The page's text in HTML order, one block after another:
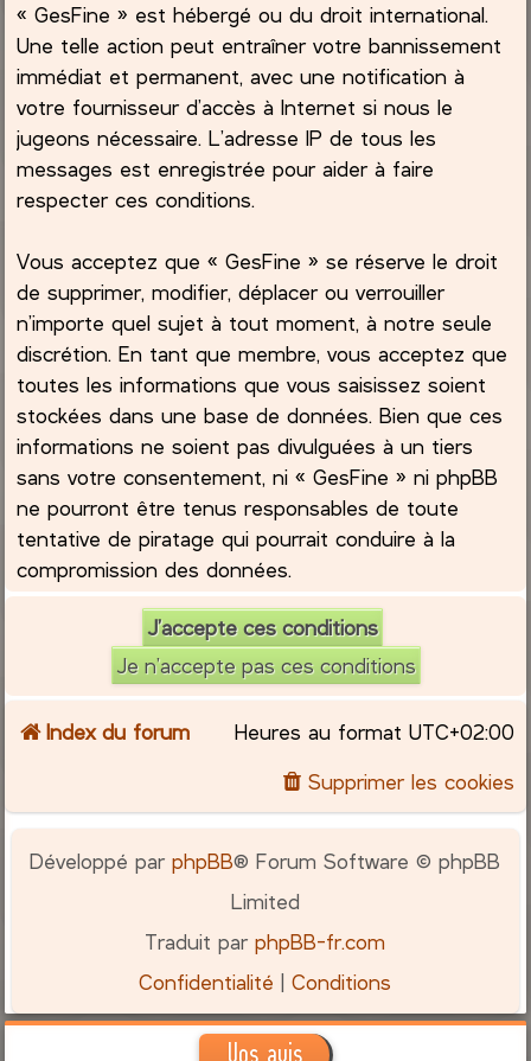
« GesFine » est hébergé ou du droit international.
Une telle action peut entraîner votre bannissement
immédiat et permanent, avec une notification à
votre fournisseur d’accès à Internet si nous le
jugeons nécessaire. L’adresse IP de tous les
messages est enregistrée pour aider à faire
respecter ces conditions.
Vous acceptez que « GesFine » se réserve le droit
de supprimer, modifier, déplacer ou verrouiller
n’importe quel sujet à tout moment, à notre seule
discrétion. En tant que membre, vous acceptez que
toutes les informations que vous saisissez soient
stockées dans une base de données. Bien que ces
informations ne soient pas divulguées à un tiers
sans votre consentement, ni « GesFine » ni phpBB
ne pourront être tenus responsables de toute
tentative de piratage qui pourrait conduire à la
compromission des données.
Index du forum Heures au format UTC+02:00
Supprimer les cookies
Développé parphpBB® Forum Software © phpBB
Limited
Traduit parphpBB-fr.com
Confidentialité |Conditions
Vos avis